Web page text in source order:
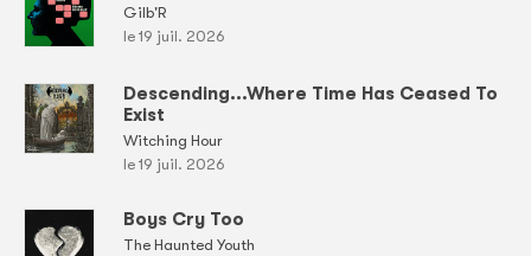
Gilb'R
le 19 juil. 2026
Descending...Where Time Has Ceased To
Exist
Witching Hour
le 19 juil. 2026
Boys Cry Too
The Haunted Youth